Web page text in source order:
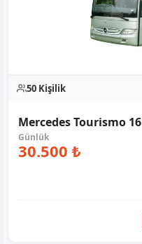
50 Kişilik
Mercedes Tourismo 16
30.500 ₺